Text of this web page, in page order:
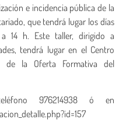
e incidencia pública de la
que tendrá lugar los días
14 h. Este taller, dirigido a
tendrá lugar en el Centro
la Oferta Formativa del
976214938 ó en